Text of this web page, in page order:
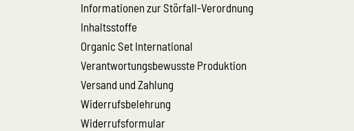
Informationen zur Störfall-Verordnung
Inhaltsstoffe
Organic Set International
Verantwortungsbewusste Produktion
Versand und Zahlung
Widerrufsbelehrung
Widerrufsformular